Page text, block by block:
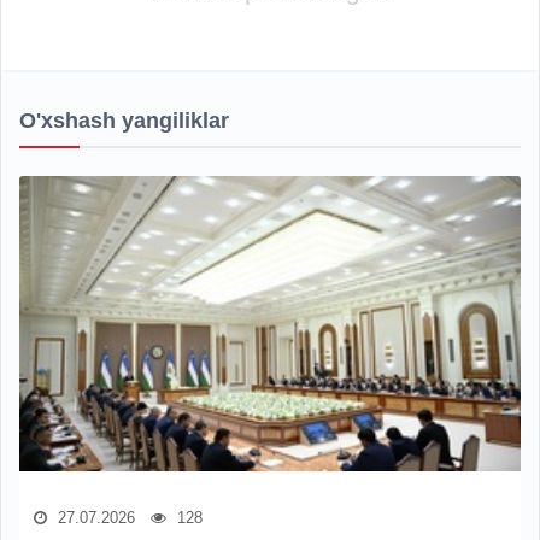
O'xshash yangiliklar
27.07.2026 128